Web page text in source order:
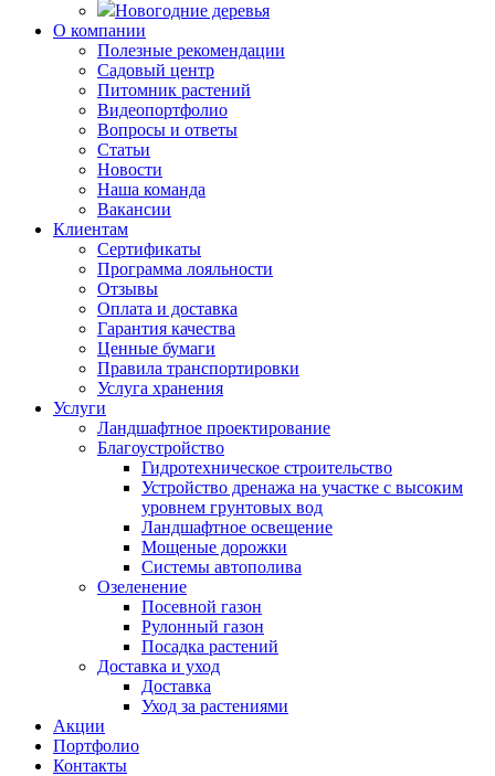
Новогодние деревья
О компании
Полезные рекомендации
Садовый центр
Питомник растений
Видеопортфолио
Вопросы и ответы
Статьи
Новости
Наша команда
Вакансии
Клиентам
Сертификаты
Программа лояльности
Отзывы
Оплата и доставка
Гарантия качества
Ценные бумаги
Правила транспортировки
Услуга хранения
Услуги
Ландшафтное проектирование
Благоустройство
Гидротехническое строительство
Устройство дренажа на участке с высоким
уровнем грунтовых вод
Ландшафтное освещение
Мощеные дорожки
Системы автополива
Озеленение
Посевной газон
Рулонный газон
Посадка растений
Доставка и уход
Доставка
Уход за растениями
Акции
Портфолио
Контакты